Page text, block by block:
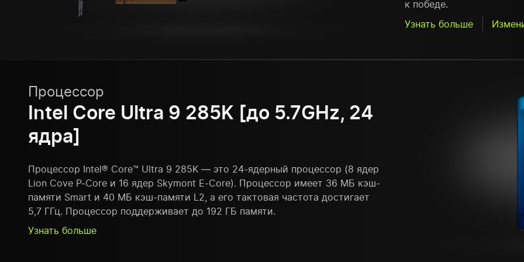
к победе.
Узнать больше
Процессор
Intel Core Ultra 9 285K [до 5.7GHz, 24
ядра]
Процессор Intel® Core™ Ultra 9 285K — это 24-ядерный процессор (8 ядер
Lion Cove P-Core и 16 ядер Skymont E-Core). Процессор имеет 36 МБ кэш-
памяти Smart и 40 МБ кэш-памяти L2, а его тактовая частота достигает
5,7 ГГц. Процессор поддерживает до 192 ГБ памяти.
Узнать больше